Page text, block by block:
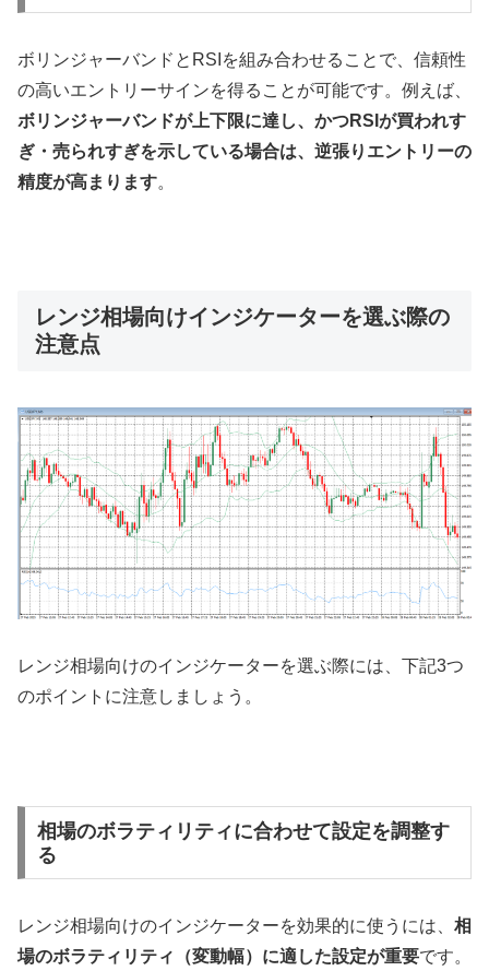
ボリンジャーバンドと RSI を組み合わせることで、信頼性
の高いエントリーサインを得ることが可能です。例えば、
ボリンジャーバンドが上下限に達し、かつRSI が買われす
ぎ・売られすぎを示している場合は、逆張りエントリーの
精度が高まります。
レンジ相場向けインジケーターを選ぶ際の
注意点
レンジ相場向けのインジケーターを選ぶ際には、下記3つ
のポイントに注意しましょう。
相場のボラティリティに合わせて設定を調整す
る
レンジ相場向けのインジケーターを効果的に使うには、 相
場のボラティリティ（変動幅）に適した設定が重要です。